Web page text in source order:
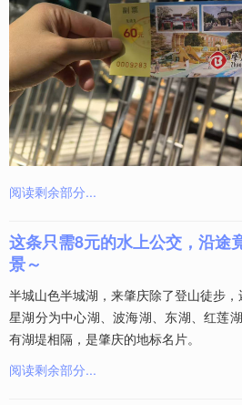
阅读剩余部分...
这条只需8元的水上公交，沿途
景～
半城山色半城湖，来肇庆除了登山徒步
星湖分为中心湖、波海湖、东湖、红莲
有湖堤相隔，是肇庆的地标名片。
阅读剩余部分...